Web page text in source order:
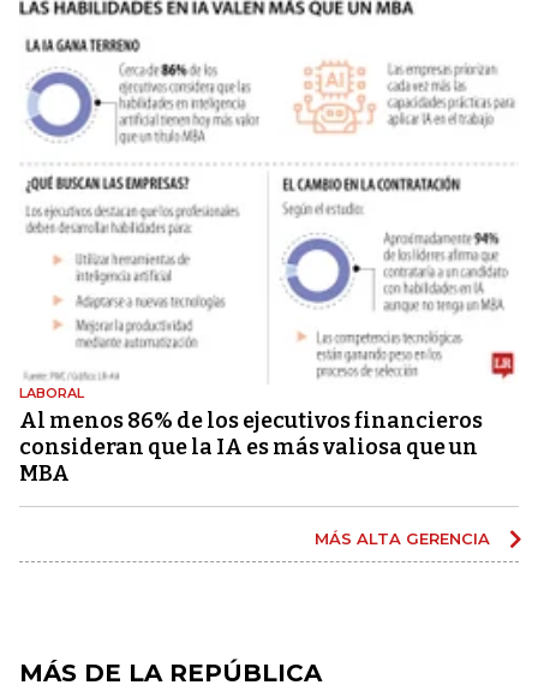
LABORAL
Al menos 86% de los ejecutivos financieros
consideran que la IA es más valiosa que un
MBA
MÁS ALTA GERENCIA
MÁS DE LA REPÚBLICA